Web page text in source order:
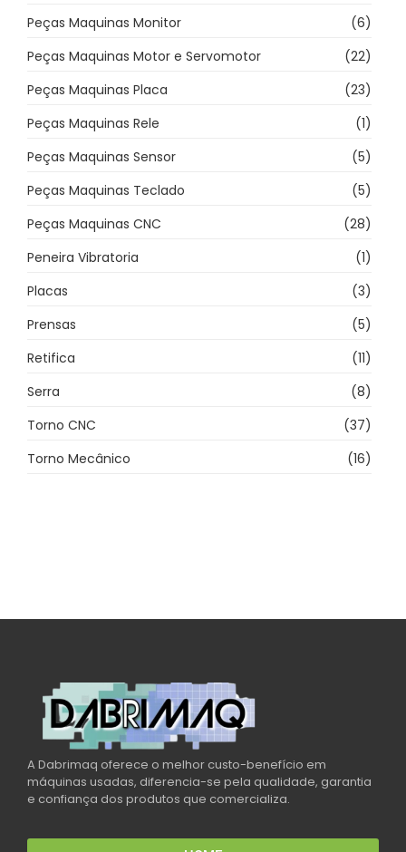
Peças Maquinas Monitor
(6)
Peças Maquinas Motor e Servomotor
(22)
Peças Maquinas Placa
(23)
Peças Maquinas Rele
(1)
Peças Maquinas Sensor
(5)
Peças Maquinas Teclado
(5)
Peças Maquinas CNC
(28)
Peneira Vibratoria
(1)
Placas
(3)
Prensas
(5)
Retifica
(11)
Serra
(8)
Torno CNC
(37)
Torno Mecânico
(16)
A Dabrimaq oferece o melhor custo-benefício em
máquinas usadas, diferencia-se pela qualidade, garantia
e confiança dos produtos que comercializa.